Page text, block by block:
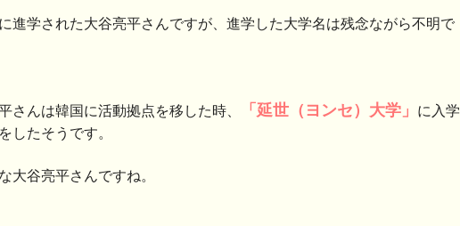
進学された大谷亮平さんですが、進学した大学名は残念ながら不明で
さんは韓国に活動拠点を移した時、 「延世（ヨンセ）大学」
に入学
したそうです。
大谷亮平さんですね。